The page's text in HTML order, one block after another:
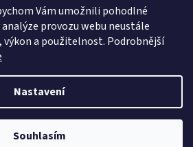
Vám umožnili pohodlné
provozu webu neustále
výkon a použitelnost. Podrobnější
Nastavení
Souhlasím
Vytvořil Shoptet
Nash.cz. Všechna práva vyhrazena.